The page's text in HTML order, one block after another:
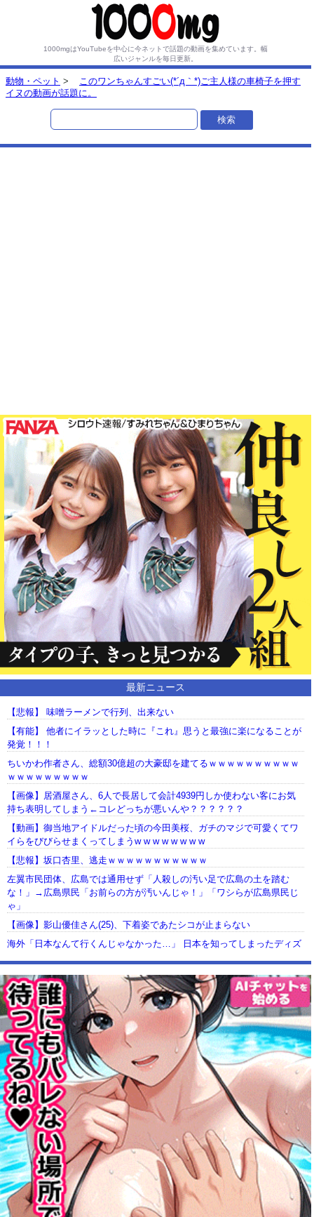
1000mgはYouTubeを中心に今ネットで話題の動画を集めています。 幅
広いジャンルを毎日更新。
動物・ペット >
このワンちゃんすごい(*´д｀*)ご主人様の車椅子を押す
イヌの動画が話題に。
最新ニュース
【悲報】 味噌ラーメンで行列、出来ない
【有能】 他者にイラッとした時に『これ』思うと最強に楽になることが
発覚！！！
ちいかわ作者さん、総額30億超の大豪邸を建てるｗｗｗｗｗｗｗｗｗｗ
ｗｗｗｗｗｗｗｗｗ
【画像】居酒屋さん、6人で長居して会計4939円しか使わない客にお気
持ち表明してしまう←コレどっちが悪いんや？？？？？？
【動画】御当地アイドルだった頃の今田美桜、ガチのマジで可愛くてワ
イらをびびらせまくってしまうw w w w w w w w
【悲報】坂口杏里、逃走ｗｗｗｗｗｗｗｗｗｗｗ
左翼市民団体、広島では通用せず「人殺しの汚い足で広島の土を踏む
な！」→広島県民「お前らの方が汚いんじゃ！」「ワシらが広島県民じ
ゃ」
【画像】影山優佳さん(25)、下着姿であたシコが止まらない
海外「日本なんて行くんじゃなかった…」 日本を知ってしまったディズ
【動画】USJの禁止エリアに子どもたちが続々乱入 → スタッフが注意し
ても止まらない事態に
Powered by livedoor 相互RSS